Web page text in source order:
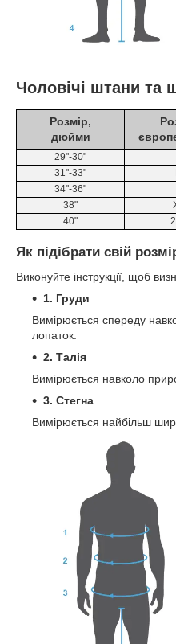
Чоловічі штани та
Розмір,
дюйми
29"-30"
31"-33"
34"-36"
38"
40"
Як підібрати свій
Виконуйте інструкції, щоб
1. Груди
Вимірюється спереду
лопаток.
2. Талія
Вимірюється навколо
3. Стегна
Вимірюється найбільш